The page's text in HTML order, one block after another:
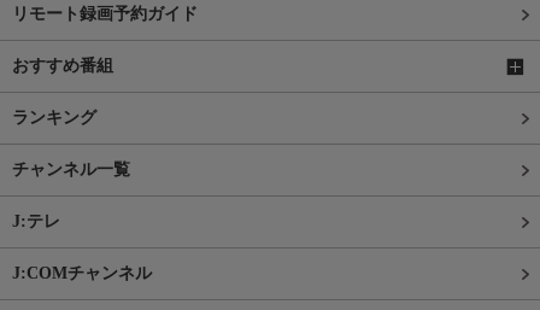
リモート録画予約ガイド
おすすめ番組
ランキング
チャンネル一覧
J:テレ
J:COMチャンネル